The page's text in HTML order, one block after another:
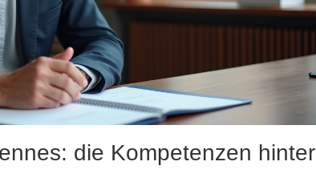
die Kompetenzen hinter